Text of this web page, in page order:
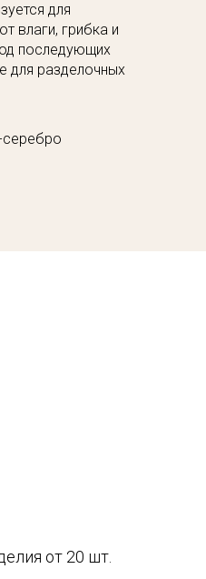
для
влаги, грибка и
последующих
для разделочных
от 20 шт.